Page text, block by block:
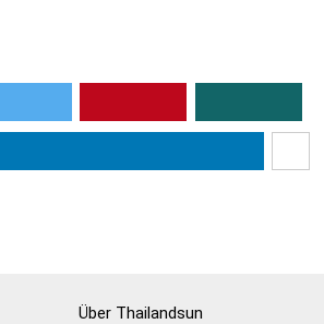
Über Thailandsun